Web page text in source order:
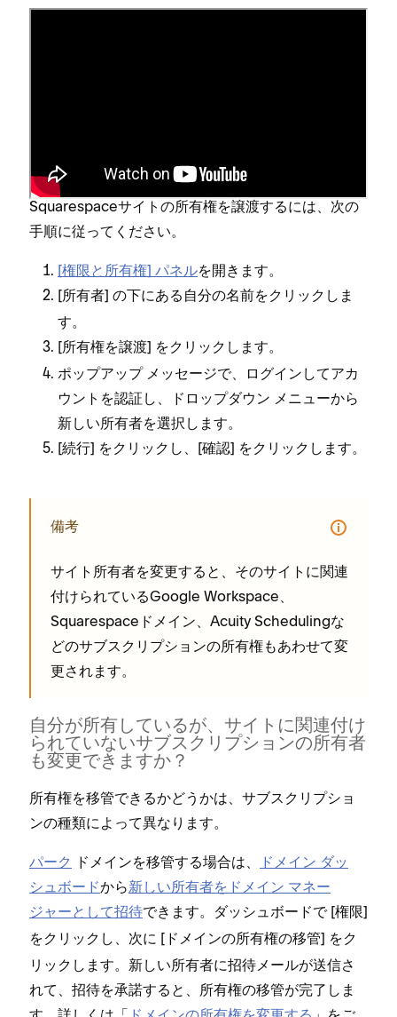
ら⁠ってください⁠。
Squarespaceサイトの所有権を譲渡するには⁠、次の
手順に従⁠ってください⁠。
[⁠権限と所有権⁠] パネルを開きます⁠。
[⁠所有者⁠] の下にある自分の名前をクリ⁠ックしま
す⁠。
[⁠所有権を譲渡⁠] をクリ⁠ックします⁠。
ポ⁠ップア⁠ップ メ⁠ッセ⁠ージで⁠、ログインしてアカ
ウントを認証し⁠、ドロ⁠ップダウン メニ⁠ュ⁠ーから
新しい所有者を選択します⁠。
[⁠続行⁠] をクリ⁠ックし⁠、[⁠確認⁠] をクリ⁠ックします⁠。
備考
サイト所有者を変更すると⁠、そのサイトに関連
付けられているGoogle Workspace⁠、
Squarespaceドメイン⁠、Acuity Schedulingな
どのサブスクリプシ⁠ョンの所有権もあわせて変
更されます⁠。
自分が所有しているが⁠、サイトに関連付け
られていないサブスクリプシ⁠ョンの所有者
も変更できますか⁠？
所有権を移管できるかどうかは⁠、サブスクリプシ⁠ョ
ンの種類によ⁠って異なります⁠。
パ⁠ーク ドメインを移管する場合は⁠、
ドメイン ダ⁠ッ
シ⁠ュボ⁠ードから新しい所有者をドメイン マネ⁠ー
ジ⁠ャ⁠ーとして招待できます⁠。ダ⁠ッシ⁠ュボ⁠ードで [⁠権限⁠]
をクリ⁠ックし⁠、次に [⁠ ドメインの所有権の移管⁠] をク
リ⁠ックします⁠。新しい所有者に招待メ⁠ールが送信さ
れて⁠、招待を承諾すると⁠、所有権の移管が完了しま